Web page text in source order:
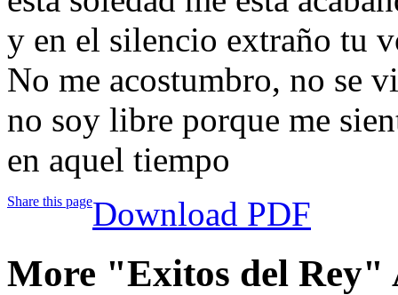
y en el silencio extraño tu
No me acostumbro, no se
no soy libre porque me
en aquel tiempo
Share this pageDownload PDF
More "Exitos del Rey"